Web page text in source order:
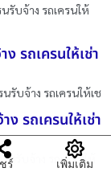
รับจ้าง รถเครนให้
รถเครนให้เช่า
รับจ้าง รถเครนให้เช
ง รถเครนให้เช่า
นรับจ้าง รถเครนให้
ร์ เพิ่มเติม